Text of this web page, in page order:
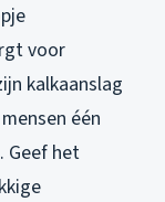
voor
kalkaanslag
één
Geef het